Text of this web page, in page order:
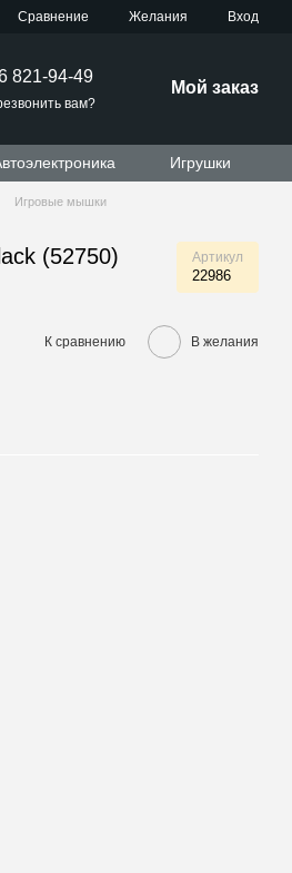
Сравнение Желания Вход
821-94-49
вам?
Мой заказ
Игрушки
Игровые мышки
(52750) Артикул
22986
К сравнению В желания